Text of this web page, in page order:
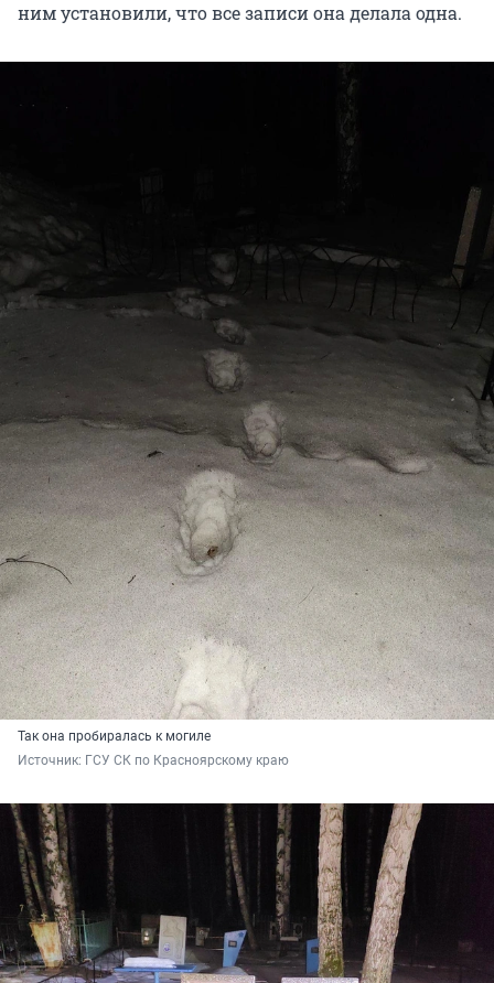
ним установили, что все записи она делала одна.
Так она пробиралась к могиле
Источник: ГСУ СК по Красноярскому краю